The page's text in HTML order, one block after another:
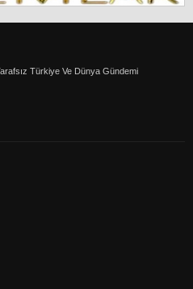
Türkiye Ve Dünya Gündemi